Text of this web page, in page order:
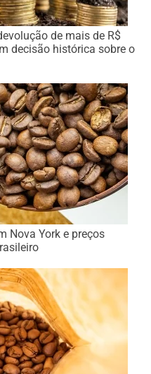
de mais de R$
decisão histórica sobre o
Nova York e preços